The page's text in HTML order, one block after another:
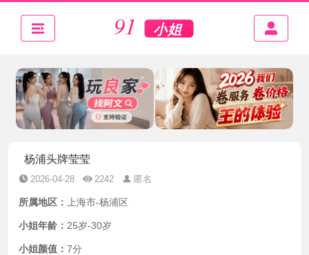
杨浦头牌莹莹
2026-04-28 2242 匿名
所属地区： 上海市-杨浦区
小姐年龄： 25岁-30岁
小姐颜值： 7分